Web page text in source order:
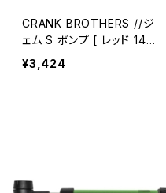
CRANK BROTHERS //ジ
ェム S ポンプ [ レッド 1468
3 ] //0308330002-01(ク
ランクブラザーズ)
¥3,424